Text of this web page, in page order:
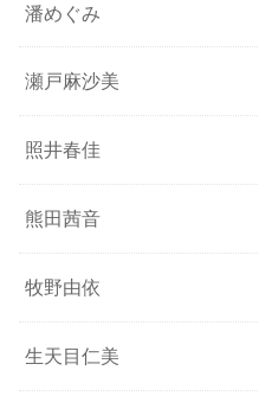
潘めぐみ
瀬戸麻沙美
照井春佳
熊田茜音
牧野由依
生天目仁美